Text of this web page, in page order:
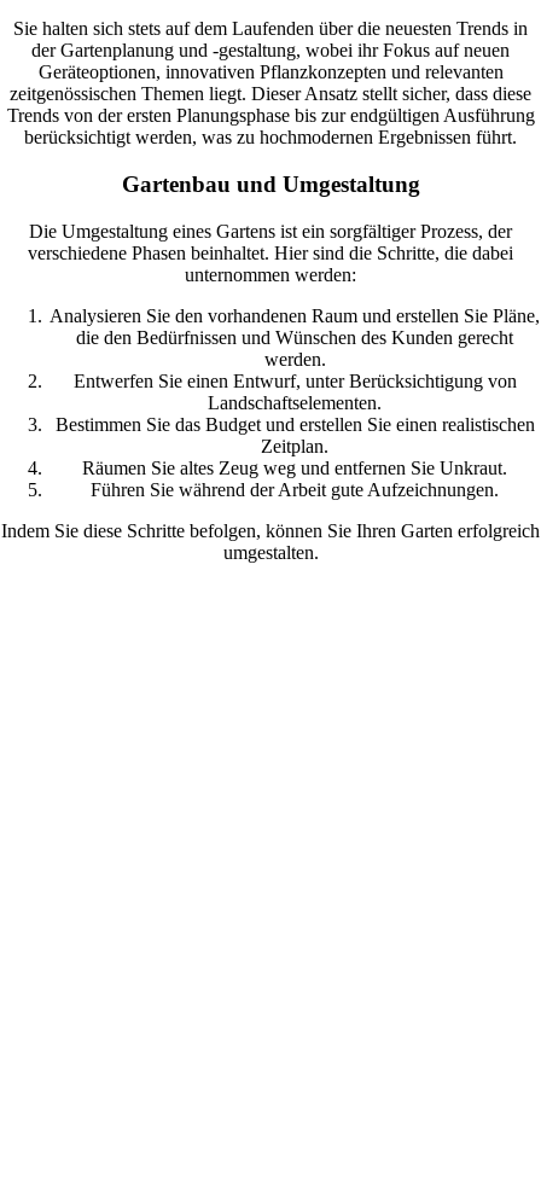
Sie halten sich stets auf dem Laufenden über die neuesten Trends in
der Gartenplanung und -gestaltung, wobei ihr Fokus auf neuen
Geräteoptionen, innovativen Pflanzkonzepten und relevanten
zeitgenössischen Themen liegt. Dieser Ansatz stellt sicher, dass diese
Trends von der ersten Planungsphase bis zur endgültigen Ausführung
berücksichtigt werden, was zu hochmodernen Ergebnissen führt.
Gartenbau und Umgestaltung
Die Umgestaltung eines Gartens ist ein sorgfältiger Prozess, der
verschiedene Phasen beinhaltet. Hier sind die Schritte, die dabei
unternommen werden:
Analysieren Sie den vorhandenen Raum und erstellen Sie Pläne,
die den Bedürfnissen und Wünschen des Kunden gerecht
werden.
Entwerfen Sie einen Entwurf, unter Berücksichtigung von
Landschaftselementen.
Bestimmen Sie das Budget und erstellen Sie einen realistischen
Zeitplan.
Räumen Sie altes Zeug weg und entfernen Sie Unkraut.
Führen Sie während der Arbeit gute Aufzeichnungen.
Indem Sie diese Schritte befolgen, können Sie Ihren Garten erfolgreich
umgestalten.